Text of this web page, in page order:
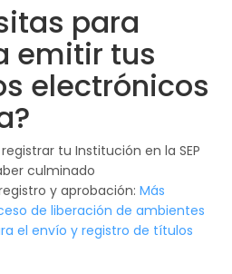
para
emitir tus
electrónicos
tu Institución en la SEP
culminado
y aprobación: Más
de liberación de ambientes
el envío y registro de títulos